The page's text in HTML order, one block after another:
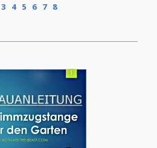
denn Dein individuelles
3 4 5 6 7 8